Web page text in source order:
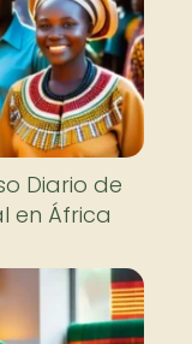
Diario de
en África